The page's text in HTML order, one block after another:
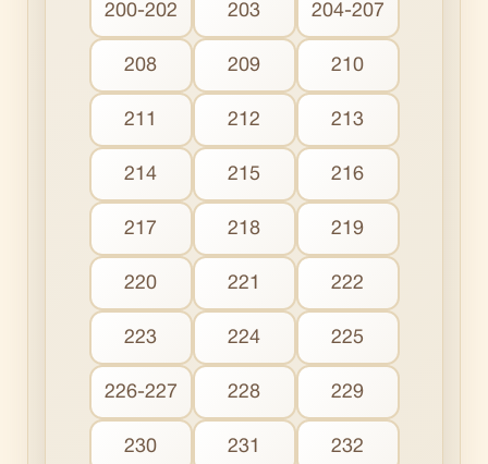
200-202 203 204-207
208 209 210
211 212 213
214 215 216
217 218 219
220 221 222
223 224 225
226-227 228 229
230 231 232